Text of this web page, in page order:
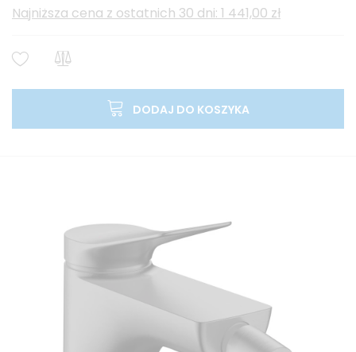
Najniższa cena z ostatnich 30 dni: 1 441,00 zł
DODAJ DO KOSZYKA